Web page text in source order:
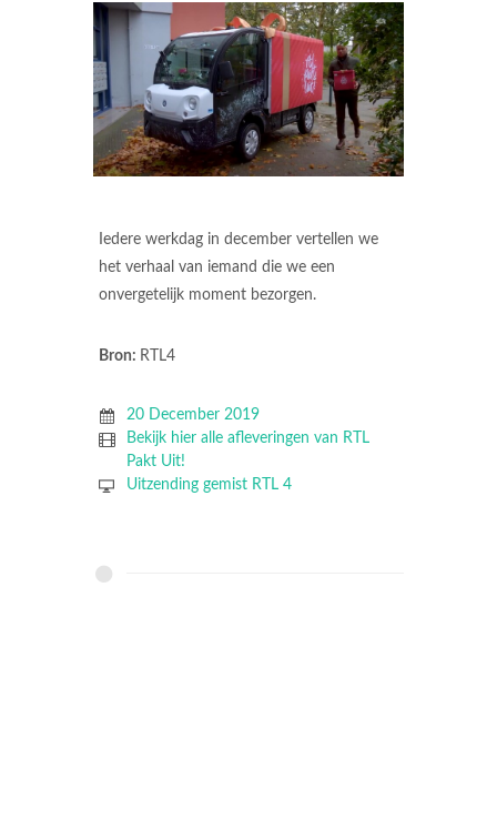
Iedere werkdag in december vertellen we
het verhaal van iemand die we een
onvergetelijk moment bezorgen.
Bron: RTL4
20 December 2019
Bekijk hier alle afleveringen van RTL
Pakt Uit!
Uitzending gemist RTL 4